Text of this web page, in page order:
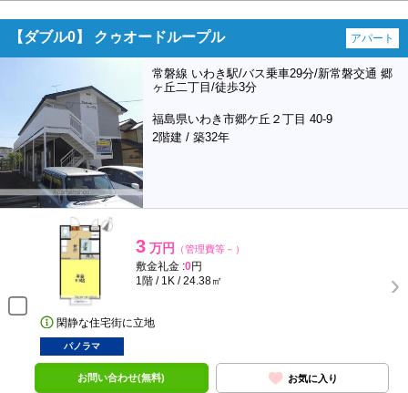
【ダブル0】 クゥオードループル アパート
常磐線 いわき駅/バス乗車29分/新常磐交通 郷
ヶ丘二丁目/徒歩3分
福島県いわき市郷ケ丘２丁目 40-9
2階建 / 築32年
3 万円 （管理費等－）
敷金礼金 :0円
1階 / 1K / 24.38㎡
閑静な住宅街に立地
パノラマ
お問い合わせ(無料) お気に入り